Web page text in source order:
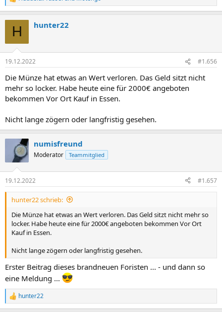
e
e
:
H hunter22
19.12.2022 #1.656
Die Münze hat etwas an Wert verloren. Das Geld sitzt nicht
mehr so locker. Habe heute eine für 2000€ angeboten
bekommen Vor Ort Kauf in Essen.
Nicht lange zögern oder langfristig gesehen.
numisfreund
Moderator Teammitglied
19.12.2022 #1.657
hunter22 schrieb:
Die Münze hat etwas an Wert verloren. Das Geld sitzt nicht mehr so
locker. Habe heute eine für 2000€ angeboten bekommen Vor Ort
Kauf in Essen.
Nicht lange zögern oder langfristig gesehen.
Erster Beitrag dieses brandneuen Foristen ... - und dann so
eine Meldung ...
R
e
hunter22